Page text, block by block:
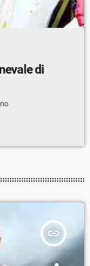
di
insert_link